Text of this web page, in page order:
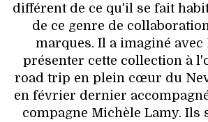
différent de ce qu'il se fait
de ce genre de
marques. Il a imaginé avec
présenter cette collection à
road trip en plein cœur du
en février dernier
compagne Michèle Lamy. Ils